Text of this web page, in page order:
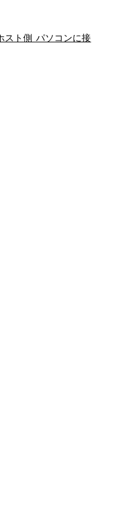
スト側 パソコンに接